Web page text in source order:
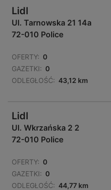
Lidl
Ul. Tarnowska 21 14a
72-010 Police
OFERTY: 0
GAZETKI: 0
ODLEGŁOŚĆ: 43,12 km
Lidl
Ul. Wkrzańska 2 2
72-010 Police
OFERTY: 0
GAZETKI: 0
ODLEGŁOŚĆ: 44,77 km